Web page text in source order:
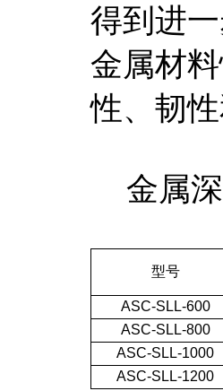
得到进
金属材
性、韧
金属深
型号
ASC-SLL-600
ASC-SLL-800
ASC-SLL-1000
ASC-SLL-1200